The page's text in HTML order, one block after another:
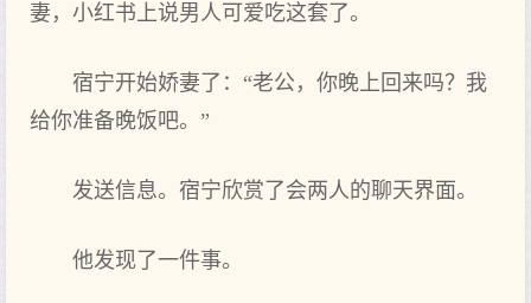
妻，小红书上说男人可爱吃这套了。
宿宁开始娇妻了：“老公，你晚上回来吗？我
给你准备晚饭吧。”
发送信息。宿宁欣赏了会两人的聊天界面。
他发现了一件事。